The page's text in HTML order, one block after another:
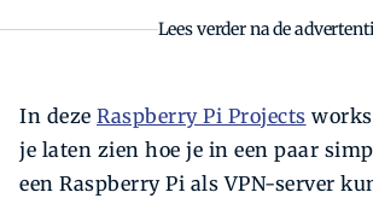
Lees verder na de
In deze Raspberry Pi Projects
je laten zien hoe je in een paar
een Raspberry Pi als VPN-server